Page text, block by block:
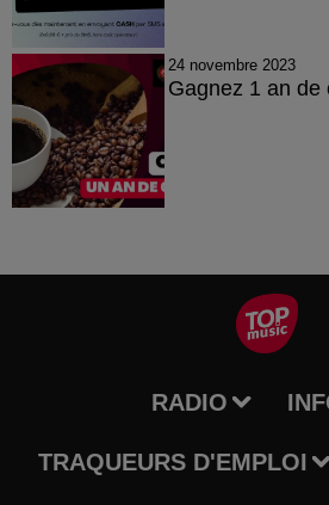
24 novembre 2023
Gagnez 1 an de
RADIO
TRAQUEURS D'EMPLOI